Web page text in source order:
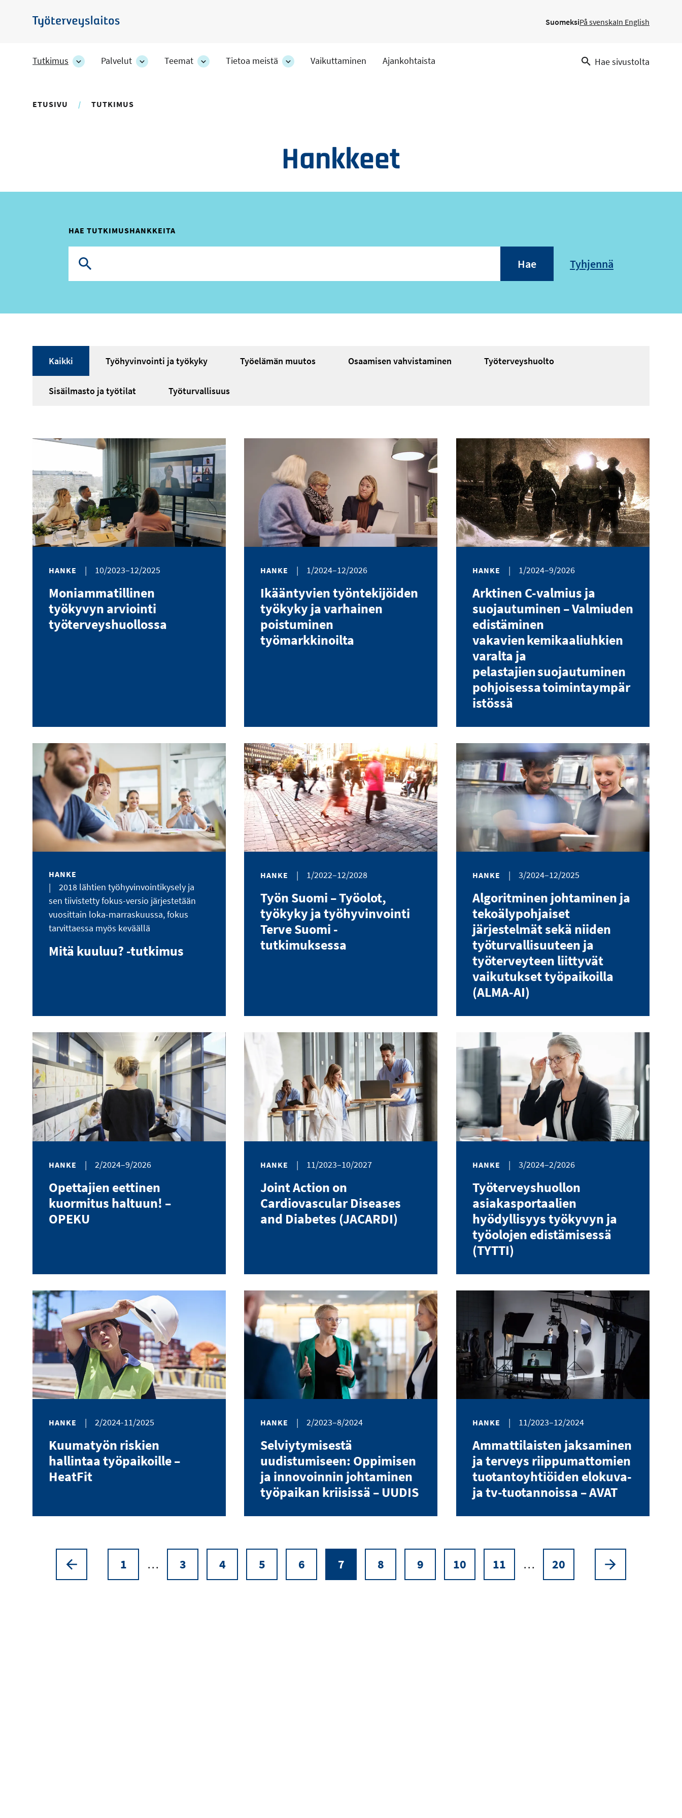
pääsisältöön
Työterveyslaitos
SuomeksiPå svenskaIn English
Tutkimus
TutkimusPalvelut
PalvelutTeemat
TeematTietoa meistä
TietoaVaikuttaminen Ajankohtaista Hae sivustolta
ETUSIVU TUTKIMUS
Hankkeet
HAE TUTKIMUSHANKKEITA
Painopiste
Kaikki Työhyvinvointi ja työkyky Työelämän muutos Osaamisen vahvistaminen Työterveyshuolto
Sisäilmasto ja työtilat Työturvallisuus
HANKE | 10/2023–12/2025
Moniammatillinen
työkyvyn arviointi
työterveyshuollossa
HANKE | 1/2024–12/2026
Ikääntyvien työntekijöiden
työkyky ja varhainen
poistuminen
työmarkkinoilta
HANKE | 1/2024–9/2026
Arktinen C-valmius ja
suojautuminen – Valmiuden
edistäminen
vakavien kemikaaliuhkien
varalta ja
pelastajien suojautuminen
pohjoisessa toimintaympär
istössä
HANKE
|
2018 lähtien työhyvinvointikysely ja
sen tiivistetty fokus-versio järjestetään
vuosittain loka-marraskuussa, fokus
tarvittaessa myös keväällä
Mitä kuuluu? -tutkimus
HANKE | 1/2022–12/2028
Työn Suomi – Työolot,
työkyky ja työhyvinvointi
Terve Suomi -
tutkimuksessa
HANKE | 3/2024–12/2025
Algoritminen johtaminen ja
tekoälypohjaiset
järjestelmät sekä niiden
työturvallisuuteen ja
työterveyteen liittyvät
vaikutukset työpaikoilla
(ALMA-AI)
HANKE | 2/2024–9/2026
Opettajien eettinen
kuormitus haltuun! –
OPEKU
HANKE | 11/2023–10/2027
Joint Action on
Cardiovascular Diseases
and Diabetes (JACARDI)
HANKE | 3/2024–2/2026
Työterveyshuollon
asiakasportaalien
hyödyllisyys työkyvyn ja
työolojen edistämisessä
(TYTTI)
HANKE | 2/2024-11/2025
Kuumatyön riskien
hallintaa työpaikoille –
HeatFit
HANKE | 2/2023–8/2024
Selviytymisestä
uudistumiseen: Oppimisen
ja innovoinnin johtaminen
työpaikan kriisissä – UUDIS
HANKE | 11/2023–12/2024
Ammattilaisten jaksaminen
ja terveys riippumattomien
tuotantoyhtiöiden elokuva-
ja tv-tuotannoissa – AVAT
SivutusEdellinen
sivu
Sivu
1 … Sivu
3 Sivu
4 Sivu
5 Sivu
6
Nykyinen
sivu
7 Sivu
8 Sivu
9 Sivu
10 Sivu
11 … Sivu
20
Seuraava
sivu